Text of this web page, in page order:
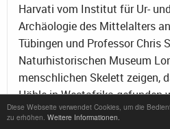
Diese Webseite verwendet Cookies, um die
zu erhöhen. Weitere Informationen.
Harvati vom Institut für Ur-
Archäologie des Mittelalters
Tübingen und Professor Chris
Naturhistorischen Museum
menschlichen Skelett zeigen,
Höhle in Westafrika gefunden